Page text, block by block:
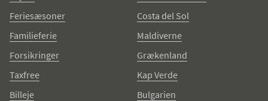
Feriesæsoner
Familieferie
Forsikringer
Taxfree
Billeje
Costa del Sol
Maldiverne
Grækenland
Kap Verde
Bulgarien